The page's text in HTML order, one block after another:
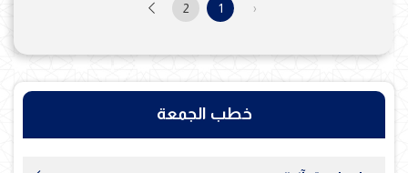
‹
1
2
خطب الجمعة